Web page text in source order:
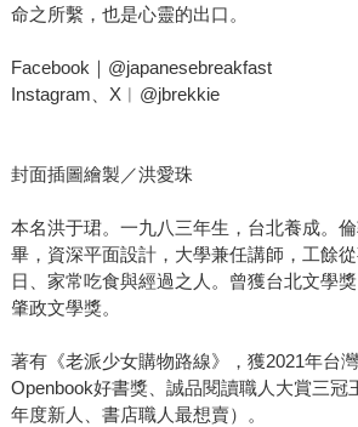
命之所繫，也是心靈的出口。
Facebook｜@japanesebreakfast
Instagram、X︱@jbrekkie
封面插圖繪製／洪愛珠
本名洪于珺。一九八三年生，台北養成。
畢，資深平面設計，大學兼任講師，工餘
日、家常吃食與經過之人。曾獲台北文學
肇政文學獎。
著有《老派少女購物路線》，獲2021年台灣
Openbook好書獎、誠品閱讀職人大賞三冠
年度新人、書店職人最想賣）。